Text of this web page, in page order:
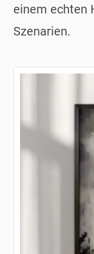
einem echten
Szenarien.